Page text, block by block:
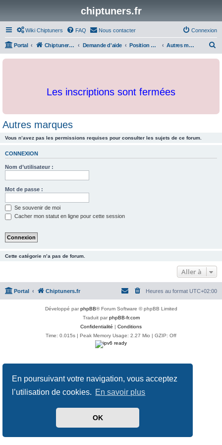
En poursuivant votre navigation, vous acceptez
l’utilisation de cookies. En savoir plus
OK
chiptuners.fr
Wiki Chiptuners FAQ Nous contacter Connexion
Portal Chiptuners.fr Demande d'aide Position des cartographies et developpements Autres marques
c
Les inscriptions sont fermées
Autres marques
Vous n’avez pas les permissions requises pour consulter les sujets de ce forum.
CONNEXION
Nom d’utilisateur :
Mot de passe :
Se souvenir de moi
Cacher mon statut en ligne pour cette session
Cette catégorie n’a pas de forum.
Aller à
Portal Chiptuners.fr Heures au format UTC+02:00
Développé parphpBB® Forum Software © phpBB Limited
Traduit parphpBB-fr.com
Confidentialité | Conditions
Time: 0.015s | Peak Memory Usage: 2.27 Mio | GZIP: Off